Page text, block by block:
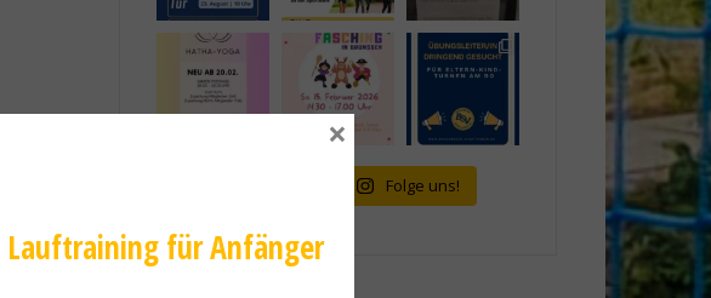
Folge uns!
Lauftraining für Anfänger
×